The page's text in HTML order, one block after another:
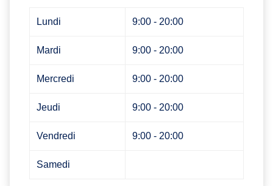
Lundi 9:00 - 20:00
Mardi 9:00 - 20:00
Mercredi 9:00 - 20:00
Jeudi 9:00 - 20:00
Vendredi 9:00 - 20:00
Samedi